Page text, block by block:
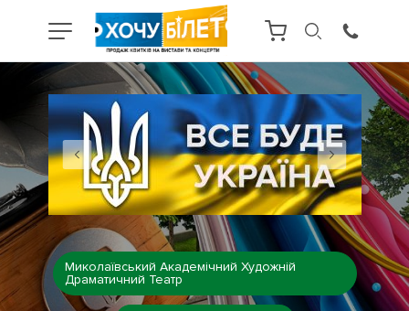
Миколаївський Академічний Художній
Драматичний Театр